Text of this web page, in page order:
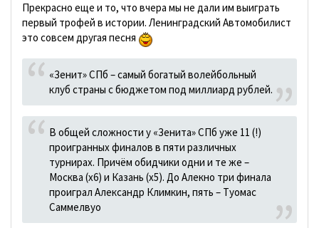
Прекрасно еще и то, что вчера мы не дали им выиграть
первый трофей в истории. Ленинградский Автомобилист
это совсем другая песня
«Зенит» СПб – самый богатый волейбольный
клуб страны с бюджетом под миллиард рублей.
В общей сложности у «Зенита» СПб уже 11 (!)
проигранных финалов в пяти различных
турнирах. Причём обидчики одни и те же –
Москва (х6) и Казань (х5). До Алекно три финала
проиграл Александр Климкин, пять – Туомас
Саммелвуо